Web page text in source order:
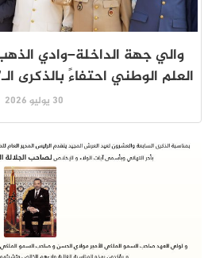
والي جهة الداخلة–وادي
العلم الوطني احتفاءً بالذكرى الـ27 لعيد العرش المجيد
30 يوليو 2026